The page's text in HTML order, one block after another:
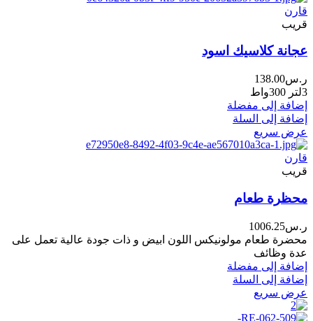
قارن
قريب
عجانة كلاسيك اسود
ر.س138.00
3لتر 300واط
إضافة إلى مفضلة
إضافة إلى السلة
عرض سريع
قارن
قريب
محظرة طعام
ر.س1006.25
محضرة طعام مولونيكس اللون ابيض و ذات جودة عالية تعمل على
عدة وظائف
إضافة إلى مفضلة
إضافة إلى السلة
عرض سريع